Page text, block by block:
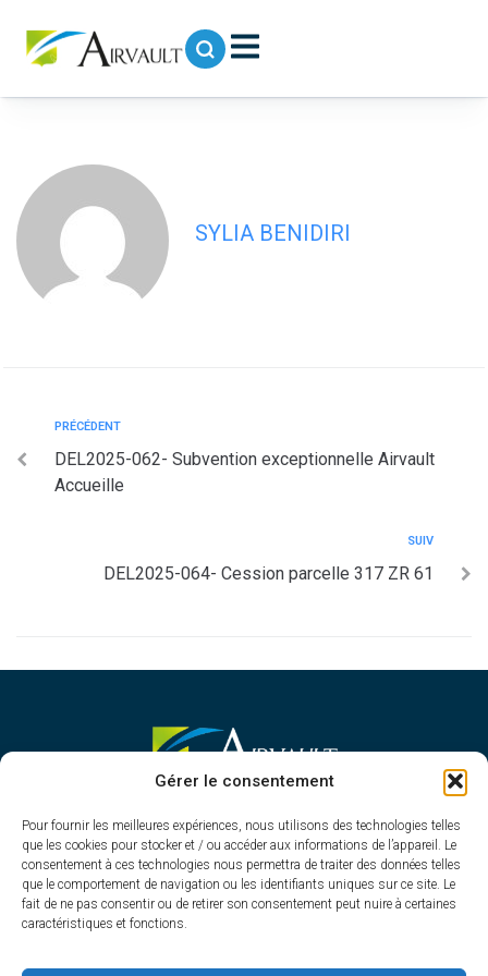
Gérer le consentement
Pour fournir les meilleures expériences, nous utilisons des technologies telles
que les cookies pour stocker et / ou accéder aux informations de l’appareil. Le
consentement à ces technologies nous permettra de traiter des données telles
que le comportement de navigation ou les identifiants uniques sur ce site. Le
fait de ne pas consentir ou de retirer son consentement peut nuire à certaines
caractéristiques et fonctions.
DEL2025-063- Avenant 1 -Convention
SYLIA BENIDIRI
PRÉCÉDENT
DEL2025-062- Subvention exceptionnelle Airvault
Accueille
SUIV
DEL2025-064- Cession parcelle 317 ZR 61
MAIRIE D'AIRVAULT
1 Rue Constant Balquet,
79600 Airvault
05 49 64 70 13
Contacter la mairie